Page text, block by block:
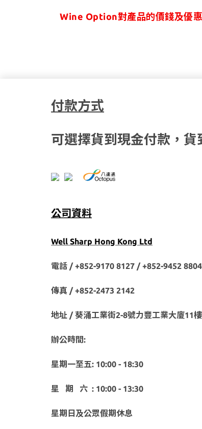
Wine Option對產品的價錢及優
付款方式
可選擇貨到現金付款，
公司資料
Well Sharp Hong Kong Ltd
電話 / +852-9170 8127 /+852-9452 8804
傳真 / +852-2473 2142
地址 / 葵涌工業街2-8號力豐工業大廈11
辦公時間:
星期一至五: 10:00 - 18:30
星 期 六 : 10:00 - 13:30
星期日及公眾假期休息